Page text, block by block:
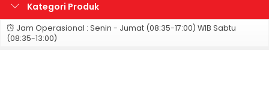
Kategori Produk
Jam Operasional : Senin - Jumat (08:35-17:00) WIB Sabtu
(08:35-13:00)